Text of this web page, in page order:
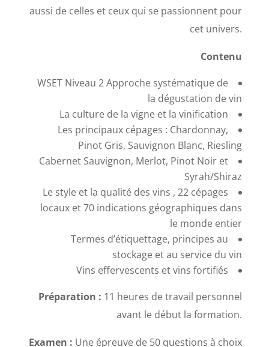
aussi de celles et ceux qui se passionnent pour
cet univers.
Contenu
WSET Niveau 2 Approche systématique de
la dégustation de vin
La culture de la vigne et la vinification
Les principaux cépages : Chardonnay,
Pinot Gris, Sauvignon Blanc, Riesling
Cabernet Sauvignon, Merlot, Pinot Noir et
Syrah/Shiraz
Le style et la qualité des vins , 22 cépages
locaux et 70 indications géographiques dans
le monde entier
Termes d’étiquettage, principes au
stockage et au service du vin
Vins effervescents et vins fortifiés
Préparation : 11 heures de travail personnel
avant le début la formation.
Examen : Une épreuve de 50 questions à choix